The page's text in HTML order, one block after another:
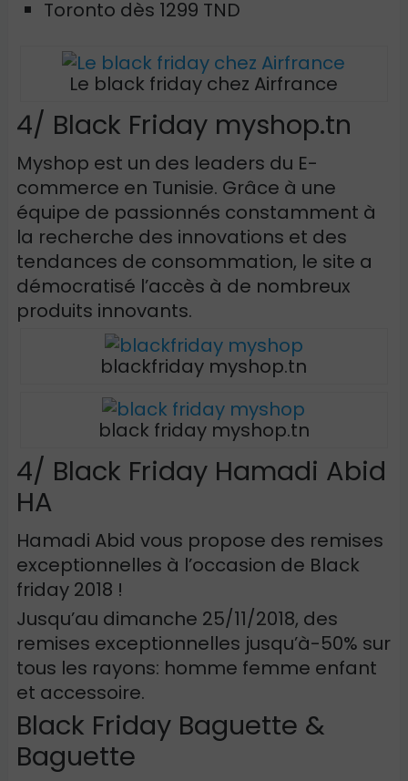
Toronto dès 1299 TND
Le black friday chez Airfrance
4/ Black Friday myshop.tn
Myshop est un des leaders du E-
commerce en Tunisie. Grâce à une
équipe de passionnés constamment à
la recherche des innovations et des
tendances de consommation, le site a
démocratisé l’accès à de nombreux
produits innovants.
blackfriday myshop.tn
black friday myshop.tn
4/ Black Friday Hamadi Abid
HA
Hamadi Abid vous propose des remises
exceptionnelles à l’occasion de Black
friday 2018 !
Jusqu’au dimanche 25/11/2018, des
remises exceptionnelles jusqu’à-50% sur
tous les rayons: homme femme enfant
et accessoire.
Black Friday Baguette &
Baguette